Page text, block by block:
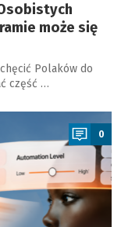
może się
Polaków do
część …
0